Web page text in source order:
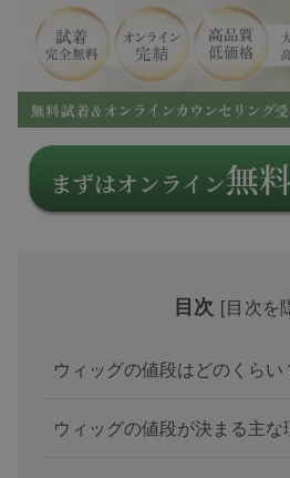
目次 [目次を
ウィッグの値段はどのくらい
ウィッグの値段が決まる主な